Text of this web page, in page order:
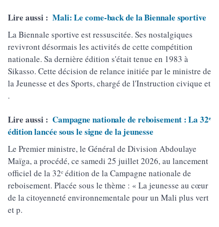
Lire aussi : Mali: Le come-back de la Biennale sportive
La Biennale sportive est ressuscitée. Ses nostalgiques
revivront désormais les activités de cette compétition
nationale. Sa dernière édition s'était tenue en 1983 à
Sikasso. Cette décision de relance initiée par le ministre de
la Jeunesse et des Sports, chargé de l'Instruction civique et
.
Lire aussi : Campagne nationale de reboisement : La 32ᵉ
édition lancée sous le signe de la jeunesse
Le Premier ministre, le Général de Division Abdoulaye
Maïga, a procédé, ce samedi 25 juillet 2026, au lancement
officiel de la 32ᵉ édition de la Campagne nationale de
reboisement. Placée sous le thème : « La jeunesse au cœur
de la citoyenneté environnementale pour un Mali plus vert
et p.